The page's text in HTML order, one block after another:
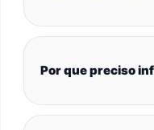
Por que preciso